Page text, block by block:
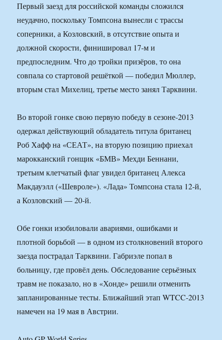
Первый заезд для российской команды сложился
неудачно, поскольку Томпсона вынесли с трассы
соперники, а Козловский, в отсутствие опыта и
должной скорости, финишировал 17-м и
предпоследним. Что до тройки призёров, то она
совпала со стартовой решёткой — победил Мюллер,
вторым стал Михелиц, третье место занял Тарквини.
Во второй гонке свою первую победу в сезоне-2013
одержал действующий обладатель титула британец
Роб Хафф на «СЕАТ», на вторую позицию приехал
марокканский гонщик «БМВ» Мехди Беннани,
третьим клетчатый флаг увидел британец Алекса
Макдауэлл («Шевроле»). «Лада» Томпсона стала 12-й,
а Козловский — 20-й.
Обе гонки изобиловали авариями, ошибками и
плотной борьбой — в одном из столкновений второго
заезда пострадал Тарквини. Габриэле попал в
больницу, где провёл день. Обследование серьёзных
травм не показало, но в «Хонде» решили отменить
запланированные тесты. Ближайший этап WTCC-2013
намечен на 19 мая в Австрии.